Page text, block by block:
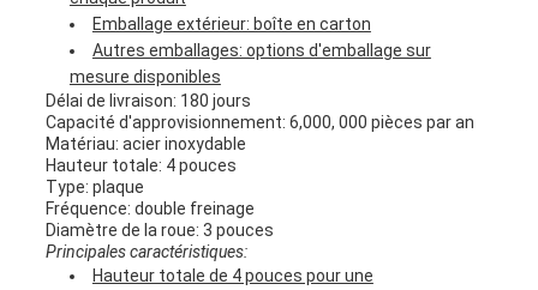
Emballage extérieur: boîte en carton
Autres emballages: options d'emballage sur
mesure disponibles
Délai de livraison: 180 jours
Capacité d'approvisionnement: 6,000, 000 pièces par an
Matériau: acier inoxydable
Hauteur totale: 4 pouces
Type: plaque
Fréquence: double freinage
Diamètre de la roue: 3 pouces
Principales caractéristiques:
Hauteur totale de 4 pouces pour une